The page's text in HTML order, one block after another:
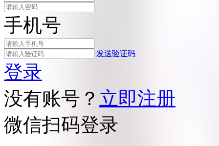
手机号
发送验证码
登录
没有账号？ 立即注册
微信扫码登录